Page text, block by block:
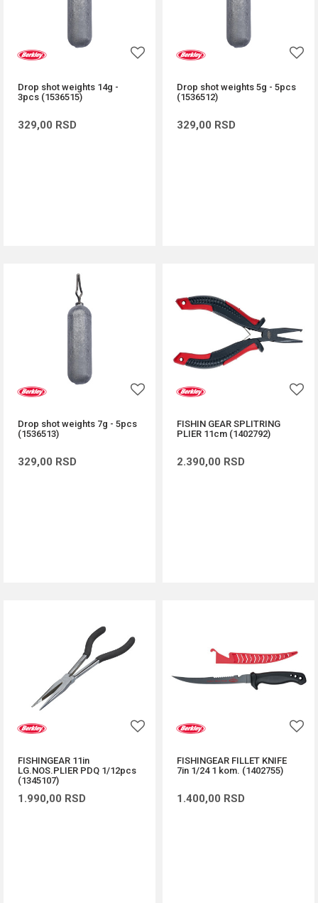
Drop shot weights 14g -
3pcs (1536515)
329,00 RSD
Drop shot weights 5g - 5pcs
(1536512)
329,00 RSD
Drop shot weights 7g - 5pcs
(1536513)
329,00 RSD
FISHIN GEAR SPLITRING
PLIER 11cm (1402792)
2.390,00 RSD
FISHINGEAR 11in
LG.NOS.PLIER PDQ 1/12pcs
(1345107)
1.990,00 RSD
FISHINGEAR FILLET KNIFE
7in 1/24 1 kom. (1402755)
1.400,00 RSD